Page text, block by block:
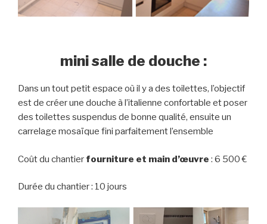
mini salle de douche :
Dans un tout petit espace où il y a des toilettes, l’objectif
est de créer une douche à l’italienne confortable et poser
des toilettes suspendus de bonne qualité, ensuite un
carrelage mosaïque fini parfaitement l’ensemble
Coût du chantier fourniture et main d’œuvre : 6 500 €
Durée du chantier : 10 jours